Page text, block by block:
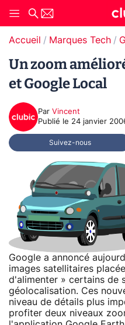
Accueil Marques Tech
Un zoom
et Google Local
Par Vincent
Publié le 24 janvier
Suivez-nous
Google a annoncé
images satellitaires
d'alimenter » certains de
géolocalisation. Ces
niveau de détails plus
profiter deux niveaux